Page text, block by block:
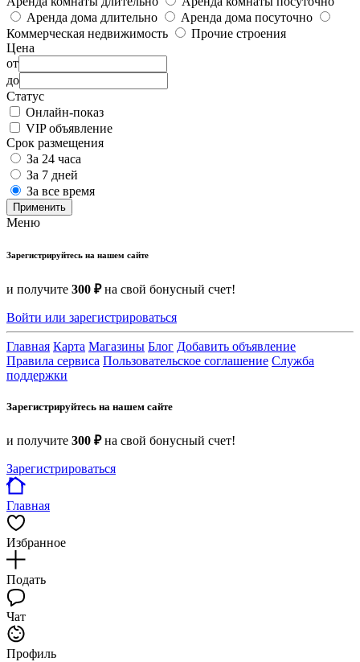
Аренда дома длительно
Аренда дома посуточно
Коммерческая недвижимость
Прочие строения
Цена
от
до
Статус
Онлайн-показ
VIP объявление
Срок размещения
За 24 часа
За 7 дней
За все время
Применить
Меню
Зарегистрируйтесь на нашем сайте
и получите 300 ₽на свой бонусный счет!
Войти или зарегистрироваться
Главная Карта Магазины Блог Добавить объявление
Правила сервиса Пользовательское соглашение Служба
поддержки
Зарегистрируйтесь на нашем сайте
и получите 300 ₽на свой бонусный счет!
Зарегистрироваться
Главная
Избранное
Подать
Чат
Профиль